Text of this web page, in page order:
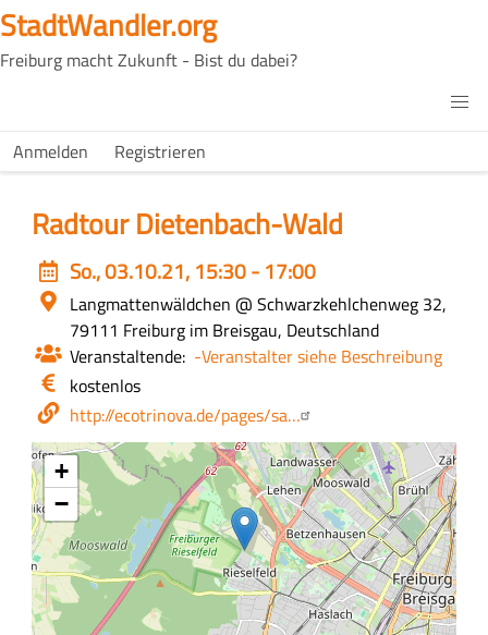
Direkt
zum
Inhalt
StadtWandler.org
Freiburg macht Zukunft - Bist du dabei?
Main
H4C
USER
Anmelden Registrieren
Radtour Dietenbach-Wald
Event
date
So., 03.10.21, 15:30 - 17:00
Ort
Langmattenwäldchen @ Schwarzkehlchenweg 32,
79111 Freiburg im Breisgau, Deutschland
Veranstaltende -Veranstalter siehe Beschreibung
Eintritt
/
Kosten
kostenlos
Webseite
http://ecotrinova.de/pages/sa…
+
−